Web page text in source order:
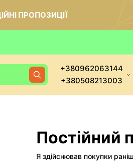
ПРОПОЗИЦІЇ
+380962063144
+380508213003
Постійний
Я здійснював покупки